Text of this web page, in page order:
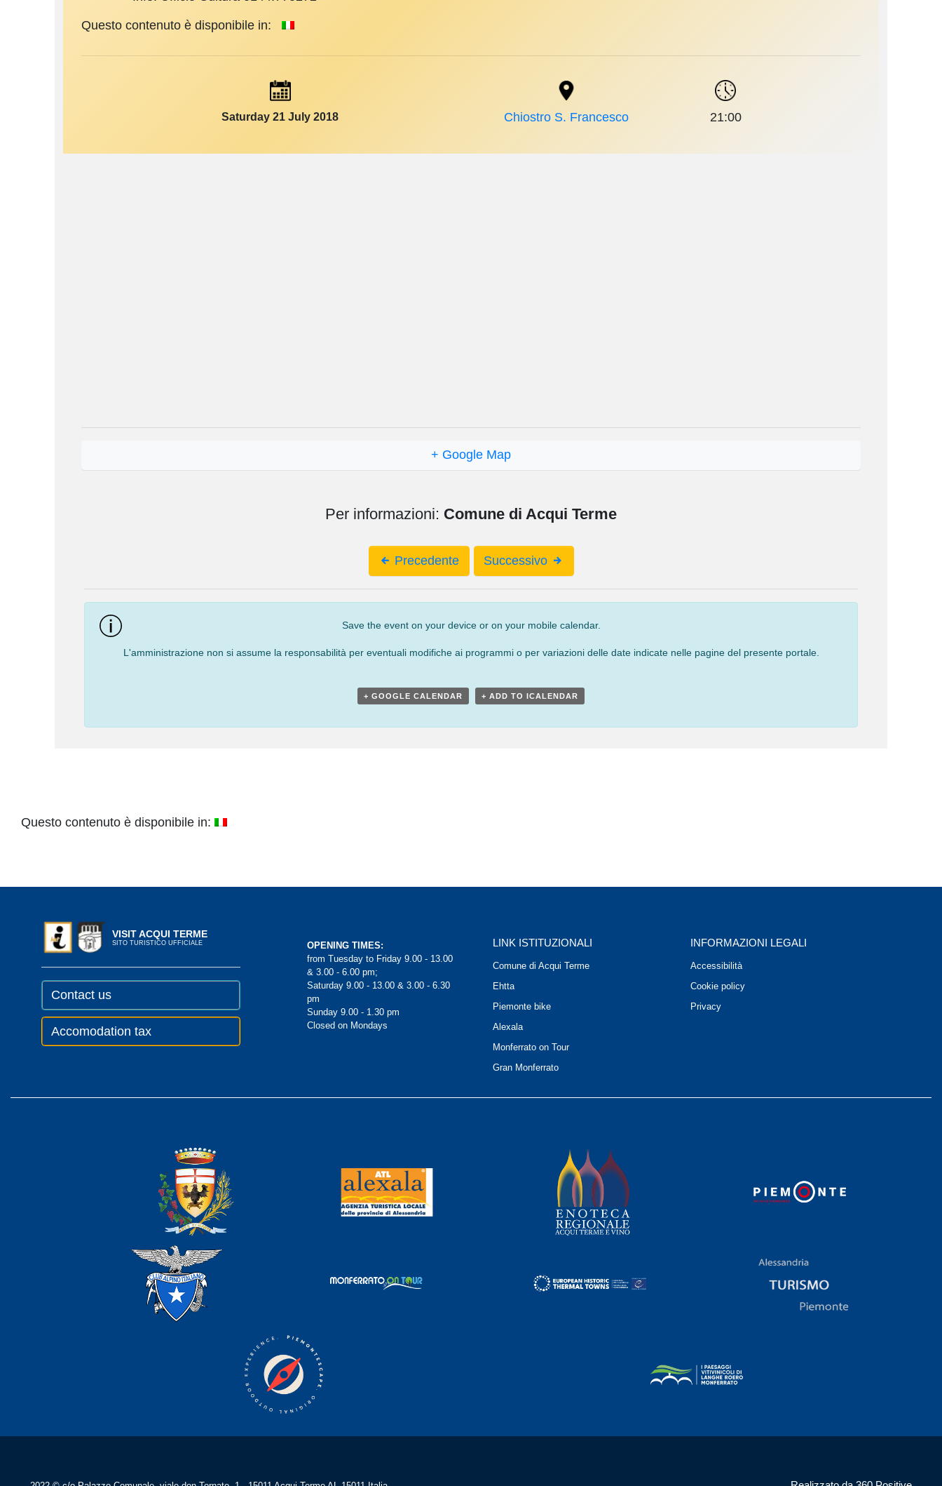
Questo contenuto è disponibile in:
Saturday 21 July 2018 Chiostro S. Francesco 21:00
+ Google Map
Per informazioni: Comune di Acqui Terme
Navigation
Precedente Successivo
Save the event on your device or on your mobile calendar.
L'amministrazione non si assume la responsabilità per eventuali modifiche ai programmi o per variazioni delle date indicate nelle pagine del presente portale.
+ GOOGLE CALENDAR + ADD TO ICALENDAR
Questo contenuto è disponibile in:
VISIT ACQUI TERME
SITO TURISTICO UFFICIALE
Contact us
Accomodation tax
OPENING TIMES:
from Tuesday to Friday 9.00 - 13.00
& 3.00 - 6.00 pm;
Saturday 9.00 - 13.00 & 3.00 - 6.30
pm
Sunday 9.00 - 1.30 pm
Closed on Mondays
LINK ISTITUZIONALI
Comune di Acqui Terme
Ehtta
Piemonte bike
Alexala
Monferrato on Tour
Gran Monferrato
INFORMAZIONI LEGALI
Accessibilità
Cookie policy
Privacy